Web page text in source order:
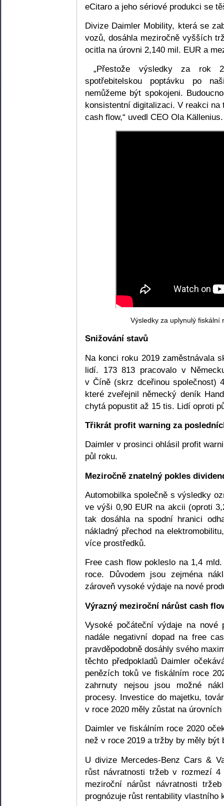
eCitaro a jeho sériové produkci se
Divize Daimler Mobility, která se
vozů, dosáhla meziročně vyšších
ocitla na úrovni 2,140 mil. EUR a
„Přestože výsledky za rok
spotřebitelskou poptávku po
nemůžeme být spokojeni.
konsistentní digitalizaci. V reakci
cash flow,“ uvedl CEO Ola Källenius.
Výsledky za uplynulý fiskální
Snižování stavů
Na konci roku 2019 zaměstnávala
lidí. 173 813 pracovalo v
v Číně (skrz dceřinou společnost)
které zveřejnil německý deník
chytá popustit až 15 tis. Lidí oproti
Třikrát profit warning za
Daimler v prosinci ohlásil profit
půl roku.
Meziročně znatelný pokles
Automobilka společně s výsledky
ve výši 0,90 EUR na akcii (oproti
tak dosáhla na spodní hranici
nákladný přechod na
více prostředků.
Free cash flow pokleslo na 1,4
roce. Důvodem jsou zejména
zároveň vysoké výdaje na nové
Výrazný meziroční nárůst cash
Vysoké počáteční výdaje na
nadále negativní dopad na free
pravděpodobně dosáhly svého
těchto předpokladů Daimler
penězích toků ve fiskálním roce
zahrnuty nejsou jsou možné
procesy. Investice do majetku,
v roce 2020 měly zůstat na úrovních
Daimler ve fiskálním roce 2020
než v roce 2019 a tržby by měly
U divize Mercedes-Benz Cars &
růst návratnosti tržeb v rozmezí
meziroční nárůst návratnosti
prognózuje růst rentability vlastního